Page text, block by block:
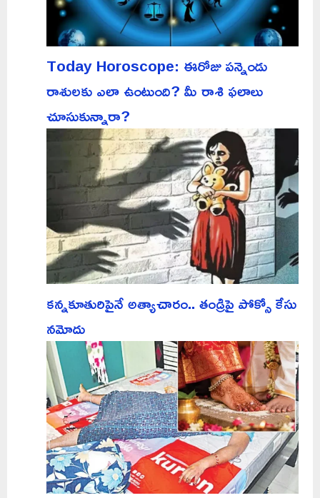
Today Horoscope: ఈరోజు పన్నెండు
రాశులకు ఎలా ఉంటుంది? మీ రాశి ఫలాలు
చూసుకున్నారా?
కన్నకూతురిపైనే అత్యాచారం.. తండ్రిపై పోక్సో కేసు
నమోదు